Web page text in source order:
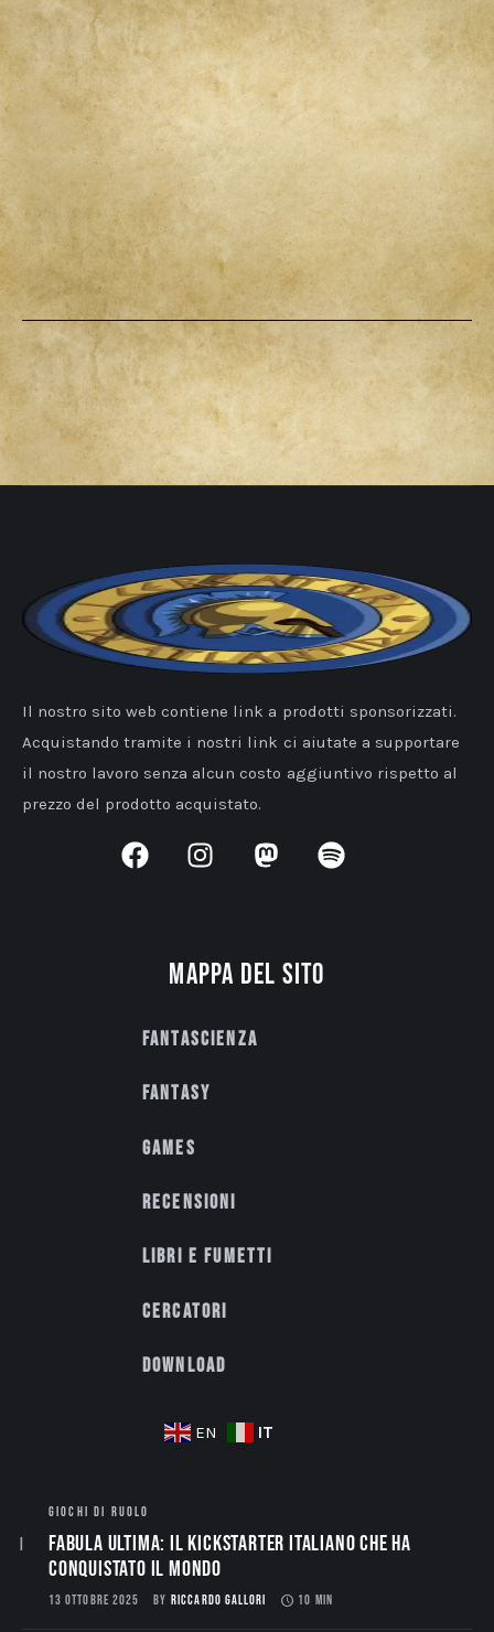
Il nostro sito web contiene link a prodotti sponsorizzati.
Acquistando tramite i nostri link ci aiutate a supportare
il nostro lavoro senza alcun costo aggiuntivo rispetto al
prezzo del prodotto acquistato.
Mappa del sito
Fantascienza
Fantasy
Games
Recensioni
Libri e fumetti
Cercatori
Download
EN IT
GIOCHI DI RUOLO
Fabula Ultima: il Kickstarter italiano che ha
conquistato il mondo
13 OTTOBRE 2025 BY RICCARDO GALLORI 10 MIN